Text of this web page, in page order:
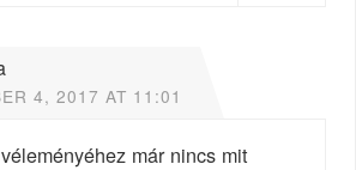
4, 2017 AT 11:01
már nincs mit